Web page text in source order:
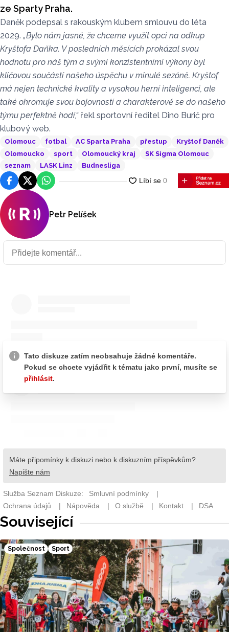
ze Sparty Praha.
Daněk podepsal s rakouským klubem smlouvu do léta
2029. „Bylo nám jasné, že chceme využít opci na odkup
Kryštofa Daňka. V posledních měsících prokázal svou
hodnotu pro náš tým a svými konzistentními výkony byl
klíčovou součástí našeho úspěchu v minulé sezóně. Kryštof
má nejen technické kvality a vysokou herní inteligenci, ale
také ohromuje svou bojovností a charakterově se do našeho
týmu perfektně hodí,“ řekl sportovní ředitel Dino Burič pro
klubový web.
Olomouc fotbal AC Sparta Praha přestup
Kryštof Daněk
Olomoucko
sport Olomoucký kraj
SK Sigma Olomouc
seznam
LASK Linz Budnesliga
FacebookPlatforma X
WhatsApp
Petr Pelíšek
Související
Společnost Sport